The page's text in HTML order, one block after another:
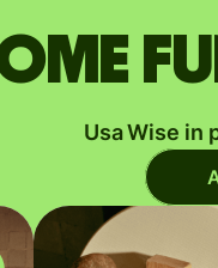
Usa Wise in